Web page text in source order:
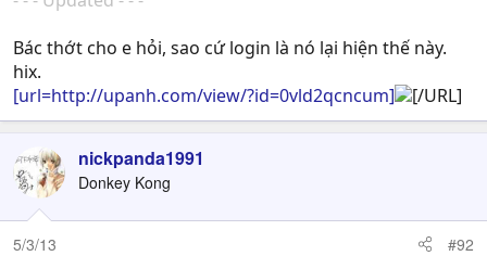
Bác thớt cho e hỏi, sao cứ login là nó lại hiện thế này.
hix.
[url=http://upanh.com/view/?id=0vld2qcncum]
[/URL]
nickpanda1991
Donkey Kong
5/3/13 #92